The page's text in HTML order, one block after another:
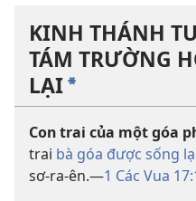
KINH THÁNH
TÁM TRƯỜNG
LẠI*
Con trai của một góa
trai bà góa được sống
sơ-ra-ên.—1 Các Vua